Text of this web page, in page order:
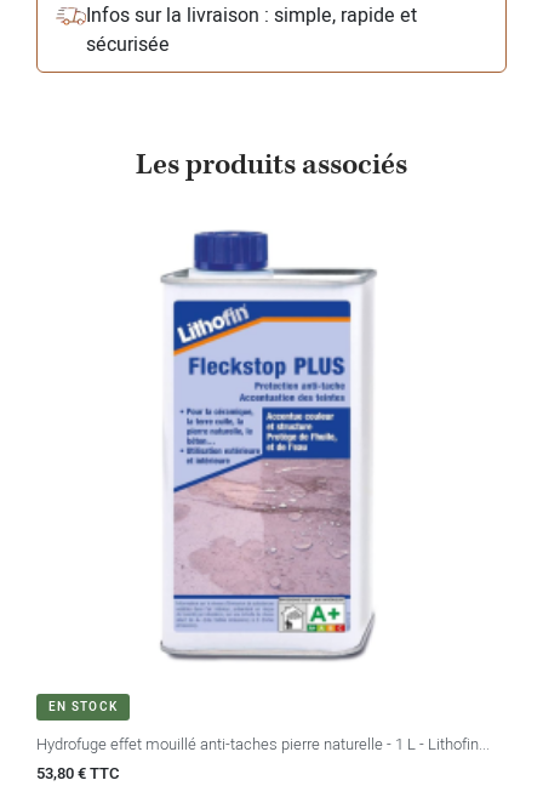
Infos sur la livraison : simple, rapide et
sécurisée
Les produits associés
EN STOCK
Hydrofuge effet mouillé anti-taches pierre naturelle - 1 L - Lithofin...
Prix
53,80 € TTC